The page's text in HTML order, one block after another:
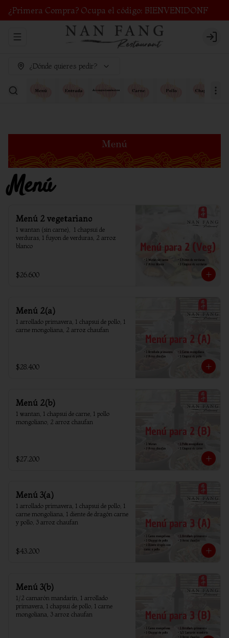
¿Primera Compra? Ocupa el código: BIENVENIDONF
Abrir menu de navegación Login
¿Dónde quieres pedir?
Menú
Menú 2 vegetariano
1 wantan (sin carne),  1 chapsui de
verduras, 1 fuyon de verduras, 2 arroz
blanco
$26.600
Menú 2(a)
1 arrollado primavera, 1 chapsui de pollo, 1
carne mongoliana, 2 arroz chaufan
$28.400
Menú 2(b)
1 wantan, 1 chapsui de carne, 1 pollo
mongoliano, 2 arroz chaufan
$27.200
Menú 3(a)
1 arrollado primavera, 1 chapsui de pollo, 1
carne mongoliana, 1 diente de dragón carne
y pollo, 3 arroz chaufan
$43.200
Menú 3(b)
1/2 camarón mandarín, 1 arrollado
primavera, 1 chapsui de pollo, 1 carne
mongoliana, 3 arroz chaufan